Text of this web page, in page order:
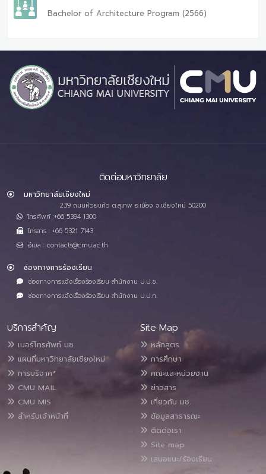
Bachelor of Architecture Program (2566)
ติดต่อมหาวิทยาลัย
มหาวิทยาลัยเชียงใหม่
239 ถนนห้วยแก้ว ต.สุเทพ อ.เมือง จ.เชียงใหม่ 50200
โทรศัพท์ :+66 5394 1300
โทรสาร : +66 5321 7143
อีเมล : contacts@cmu.ac.th
ช่องทางการร้องเรียน
ช่องทางการแจ้งเรื่องร้องเรียน สำนักงาน ป.ป.ช.
ช่องทางการแจ้งเรื่องร้องเรียน สำนักงาน ป.ป.ท.
บริการสำคัญ
เบอร์โทรศัพท์ มช.
แผนที่มหาวิทยาลัยเชียงใหม่
การบริจาค*
CMU MAIL
CMU MIS
สำหรับเจ้าหน้าที่
Site Map
หลักสูตร
การศึกษา
คณะและหน่วยงาน
ข่าวสาร
เกี่ยวกับ มช.
ข้อมูลสาธารณะ
ติดต่อเรา
Site map
เสนอแนะ/ร้องเรียน